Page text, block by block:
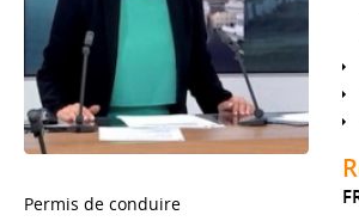
Permis de conduire